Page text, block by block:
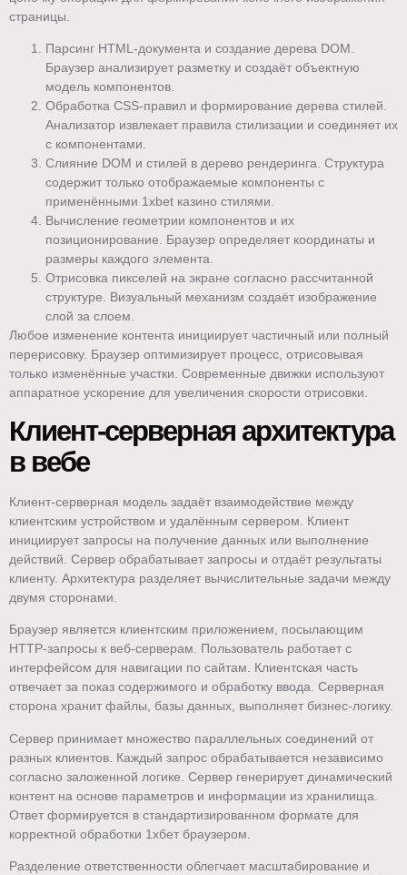
страницы.
Парсинг HTML-документа и создание дерева DOM.
Браузер анализирует разметку и создаёт объектную
модель компонентов.
Обработка CSS-правил и формирование дерева стилей.
Анализатор извлекает правила стилизации и соединяет их
с компонентами.
Слияние DOM и стилей в дерево рендеринга. Структура
содержит только отображаемые компоненты с
применёнными 1xbet казино стилями.
Вычисление геометрии компонентов и их
позиционирование. Браузер определяет координаты и
размеры каждого элемента.
Отрисовка пикселей на экране согласно рассчитанной
структуре. Визуальный механизм создаёт изображение
слой за слоем.
Любое изменение контента инициирует частичный или полный
перерисовку. Браузер оптимизирует процесс, отрисовывая
только изменённые участки. Современные движки используют
аппаратное ускорение для увеличения скорости отрисовки.
Клиент-серверная архитектура
в вебе
Клиент-серверная модель задаёт взаимодействие между
клиентским устройством и удалённым сервером. Клиент
инициирует запросы на получение данных или выполнение
действий. Сервер обрабатывает запросы и отдаёт результаты
клиенту. Архитектура разделяет вычислительные задачи между
двумя сторонами.
Браузер является клиентским приложением, посылающим
HTTP-запросы к веб-серверам. Пользователь работает с
интерфейсом для навигации по сайтам. Клиентская часть
отвечает за показ содержимого и обработку ввода. Серверная
сторона хранит файлы, базы данных, выполняет бизнес-логику.
Сервер принимает множество параллельных соединений от
разных клиентов. Каждый запрос обрабатывается независимо
согласно заложенной логике. Сервер генерирует динамический
контент на основе параметров и информации из хранилища.
Ответ формируется в стандартизированном формате для
корректной обработки 1хбет браузером.
Разделение ответственности облегчает масштабирование и